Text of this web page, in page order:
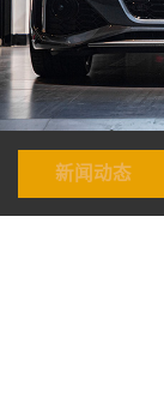
新闻动态